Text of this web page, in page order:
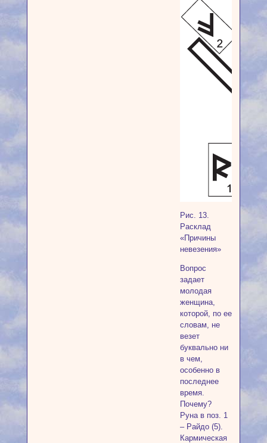
Рис. 13.
Расклад
«Причины
невезения»
Вопрос
задает
молодая
женщина,
которой, по ее
словам, не
везет
буквально ни
в чем,
особенно в
последнее
время.
Почему?
Руна в поз. 1
– Райдо (5).
Кармическая